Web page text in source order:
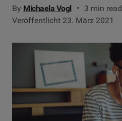
By Michaela Vogl
3 min read
Veröffentlicht 23. März 2021